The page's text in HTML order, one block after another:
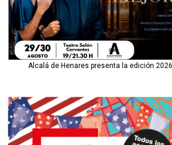
Alcalá de Henares presenta la edición